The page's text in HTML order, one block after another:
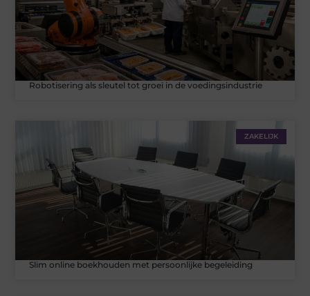
Robotisering als sleutel tot groei in de voedingsindustrie
ZAKELIJK
Slim online boekhouden met persoonlijke begeleiding